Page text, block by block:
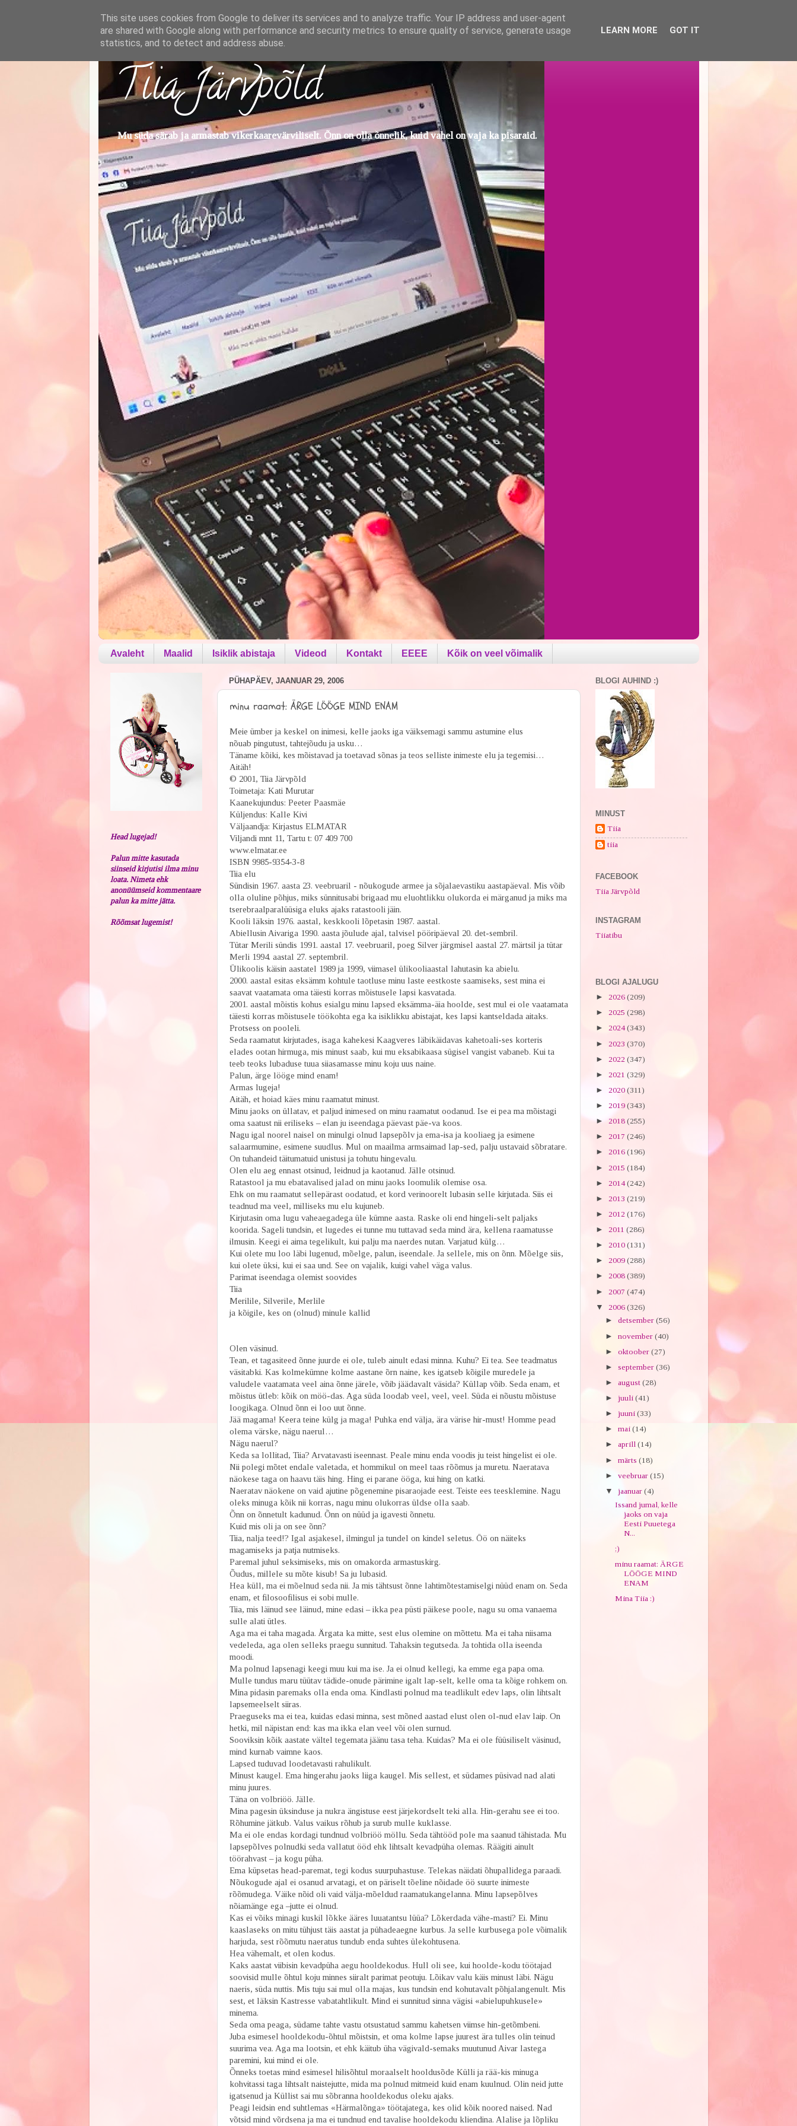
Tiia Järvpõld
Mu süda särab ja armastab vikerkaarevärviliselt. Õnn on olla õnnelik, kuid vahel on vaja ka pisaraid.
Avaleht Maalid Isiklik abistaja Videod Kontakt EEEE Kõik on veel võimalik
PÜHAPÄEV, JAANUAR 29, 2006
minu raamat: ÄRGE LÖÖGE MIND ENAM
Meie ümber ja keskel on inimesi, kelle jaoks iga väiksemagi sammu astumine elus
nõuab pingutust, tahtejõudu ja usku…
Täname kõiki, kes mõistavad ja toetavad sõnas ja teos selliste inimeste elu ja tegemisi…
Aitäh!
© 2001, Tiia Järvpõld
Toimetaja: Kati Murutar
Kaanekujundus: Peeter Paasmäe
Küljendus: Kalle Kivi
Väljaandja: Kirjastus ELMATAR
Viljandi mnt 11, Tartu t: 07 409 700
www.elmatar.ee
ISBN 9985-9354-3-8
Tiia elu
Sündisin 1967. aasta 23. veebruaril - nõukogude armee ja sõjalaevastiku aastapäeval. Mis võib
olla oluline põhjus, miks sünnitusabi brigaad mu eluohtlikku olukorda ei märganud ja miks ma
tserebraalparalüüsiga eluks ajaks ratastooli jäin.
Kooli läksin 1976. aastal, keskkooli lõpetasin 1987. aastal.
Abiellusin Aivariga 1990. aasta jõulude ajal, talvisel pööripäeval 20. det-sembril.
Tütar Merili sündis 1991. aastal 17. veebruaril, poeg Silver järgmisel aastal 27. märtsil ja tütar
Merli 1994. aastal 27. septembril.
Ülikoolis käisin aastatel 1989 ja 1999, viimasel ülikooliaastal lahutasin ka abielu.
2000. aastal esitas eksämm kohtule taotluse minu laste eestkoste saamiseks, sest mina ei
saavat vaatamata oma täiesti korras mõistusele lapsi kasvatada.
2001. aastal mõistis kohus esialgu minu lapsed eksämma-äia hoolde, sest mul ei ole vaatamata
täiesti korras mõistusele töökohta ega ka isiklikku abistajat, kes lapsi kantseldada aitaks.
Protsess on pooleli.
Seda raamatut kirjutades, isaga kahekesi Kaagveres läbikäidavas kahetoali-ses korteris
elades ootan hirmuga, mis minust saab, kui mu eksabikaasa sügisel vangist vabaneb. Kui ta
teeb teoks lubaduse tuua siiasamasse minu koju uus naine.
Palun, ärge lööge mind enam!
Armas lugeja!
Aitäh, et hoiad käes minu raamatut minust.
Minu jaoks on üllatav, et paljud inimesed on minu raamatut oodanud. Ise ei pea ma mõistagi
oma saatust nii eriliseks – elan ju iseendaga päevast päe-va koos.
Nagu igal noorel naisel on minulgi olnud lapsepõlv ja ema-isa ja kooliaeg ja esimene
salaarmumine, esimene suudlus. Mul on maailma armsaimad lap-sed, palju ustavaid sõbratare.
On tuhandeid täitumatuid unistusi ja tohutu hingevalu.
Olen elu aeg ennast otsinud, leidnud ja kaotanud. Jälle otsinud.
Ratastool ja mu ebatavalised jalad on minu jaoks loomulik olemise osa.
Ehk on mu raamatut sellepärast oodatud, et kord verinoorelt lubasin selle kirjutada. Siis ei
teadnud ma veel, milliseks mu elu kujuneb.
Kirjutasin oma lugu vaheaegadega üle kümne aasta. Raske oli end hingeli-selt paljaks
koorida. Sageli tundsin, et lugedes ei tunne mu tuttavad seda mind ära, kellena raamatusse
ilmusin. Keegi ei aima tegelikult, kui palju ma naerdes nutan. Varjatud külg…
Kui olete mu loo läbi lugenud, mõelge, palun, iseendale. Ja sellele, mis on õnn. Mõelge siis,
kui olete üksi, kui ei saa und. See on vajalik, kuigi vahel väga valus.
Parimat iseendaga olemist soovides
Tiia
Merilile, Silverile, Merlile
ja kõigile, kes on (olnud) minule kallid
Olen väsinud.
Tean, et tagasiteed õnne juurde ei ole, tuleb ainult edasi minna. Kuhu? Ei tea. See teadmatus
väsitabki. Kas kolmekümne kolme aastane õrn naine, kes igatseb kõigile muredele ja
valudele vaatamata veel aina õnne järele, võib jäädavalt väsida? Küllap võib. Seda enam, et
mõistus ütleb: kõik on möö-das. Aga süda loodab veel, veel, veel. Süda ei nõustu mõistuse
loogikaga. Olnud õnn ei loo uut õnne.
Jää magama! Keera teine külg ja maga! Puhka end välja, ära värise hir-must! Homme pead
olema värske, nägu naerul…
Nägu naerul?
Keda sa lollitad, Tiia? Arvatavasti iseennast. Peale minu enda voodis ju teist hingelist ei ole.
Nii polegi mõtet endale valetada, et hommikul on meel taas rõõmus ja muretu. Naeratava
näokese taga on haavu täis hing. Hing ei parane ööga, kui hing on katki.
Naeratav näokene on vaid ajutine põgenemine pisaraojade eest. Teiste ees teesklemine. Nagu
oleks minuga kõik nii korras, nagu minu olukorras üldse olla saab.
Õnn on õnnetult kadunud. Õnn on nüüd ja igavesti õnnetu.
Kuid mis oli ja on see õnn?
Tiia, nalja teed!? Igal asjakesel, ilmingul ja tundel on kindel seletus. Öö on näiteks
magamiseks ja patja nutmiseks.
Paremal juhul seksimiseks, mis on omakorda armastuskirg.
Õudus, millele su mõte kisub! Sa ju lubasid.
Hea küll, ma ei mõelnud seda nii. Ja mis tähtsust õnne lahtimõtestamiselgi nüüd enam on. Seda
enam, et filosoofilisus ei sobi mulle.
Tiia, mis läinud see läinud, mine edasi – ikka pea püsti päikese poole, nagu su oma vanaema
sulle alati ütles.
Aga ma ei taha magada. Ärgata ka mitte, sest elus olemine on mõttetu. Ma ei taha niisama
vedeleda, aga olen selleks praegu sunnitud. Tahaksin tegutseda. Ja tohtida olla iseenda
moodi.
Ma polnud lapsenagi keegi muu kui ma ise. Ja ei olnud kellegi, ka emme ega papa oma.
Mulle tundus maru tüütav tädide-onude pärimine igalt lap-selt, kelle oma ta kõige rohkem on.
Mina pidasin paremaks olla enda oma. Kindlasti polnud ma teadlikult edev laps, olin lihtsalt
lapsemeelselt siiras.
Praeguseks ma ei tea, kuidas edasi minna, sest mõned aastad elust olen ol-nud elav laip. On
hetki, mil näpistan end: kas ma ikka elan veel või olen surnud.
Sooviksin kõik aastate vältel tegemata jäänu tasa teha. Kuidas? Ma ei ole füüsiliselt väsinud,
mind kurnab vaimne kaos.
Lapsed tuduvad loodetavasti rahulikult.
Minust kaugel. Ema hingerahu jaoks liiga kaugel. Mis sellest, et südames püsivad nad alati
minu juures.
Täna on volbriöö. Jälle.
Mina pagesin üksinduse ja nukra ängistuse eest järjekordselt teki alla. Hin-gerahu see ei too.
Rõhumine jätkub. Valus vaikus rõhub ja surub mulle kuklasse.
Ma ei ole endas kordagi tundnud volbriöö möllu. Seda tähtööd pole ma saanud tähistada. Mu
lapsepõlves polnudki seda vallatut ööd ehk lihtsalt kevadpüha olemas. Räägiti ainult
töörahvast – ja kogu püha.
Ema küpsetas head-paremat, tegi kodus suurpuhastuse. Telekas näidati õhupallidega paraadi.
Nõukogude ajal ei osanud arvatagi, et on päriselt tõeline nõidade öö suurte inimeste
rõõmudega. Väike nõid oli vaid välja-mõeldud raamatukangelanna. Minu lapsepõlves
nõiamänge ega –jutte ei olnud.
Kas ei võiks minagi kuskil lõkke ääres luuatantsu lüüa? Lõkerdada vähe-masti? Ei. Minu
kaaslaseks on mitu tühjust täis aastat ja pühadeaegne kurbus. Ja selle kurbusega pole võimalik
harjuda, sest rõõmutu naeratus tundub enda suhtes ülekohtusena.
Hea vähemalt, et olen kodus.
Kaks aastat viibisin kevadpüha aegu hooldekodus. Hull oli see, kui hoolde-kodu töötajad
soovisid mulle õhtul koju minnes siiralt parimat peotuju. Lõikav valu käis minust läbi. Nägu
naeris, süda nuttis. Mis tuju sai mul olla majas, kus tundsin end kohutavalt põhjalangenult. Mis
sest, et läksin Kastresse vabatahtlikult. Mind ei sunnitud sinna vägisi «abielupuhkusele»
minema.
Seda oma peaga, südame tahte vastu otsustatud sammu kahetsen viimse hin-getõmbeni.
Juba esimesel hooldekodu-õhtul mõistsin, et oma kolme lapse juurest ära tulles olin teinud
suurima vea. Aga ma lootsin, et ehk käitub üha vägivald-semaks muutunud Aivar lastega
paremini, kui mind ei ole.
Õnneks toetas mind esimesel hilisõhtul moraalselt hooldusõde Külli ja rää-kis minuga
kohvitassi taga lihtsalt naistejutte, mida ma polnud mitmeid kuid enam kuulnud. Olin neid jutte
igatsenud ja Küllist sai mu sõbranna hooldekodus oleku ajaks.
Peagi leidsin end suhtlemas «Härmalõnga» töötajatega, kes olid kõik noored naised. Nad
võtsid mind võrdsena ja ma ei tundnud end tavalise hooldekodu kliendina. Alalise ja lõpliku
Head lugejad!
Palun mitte kasutada
siinseid kirjutisi ilma minu
loata. Nimeta ehk
anonüümseid kommentaare
palun ka mitte jätta.
Rõõmsat lugemist!
BLOGI AUHIND :)
MINUST
Tiia
tiia
FACEBOOK
Tiia Järvpõld
INSTAGRAM
Tiiatibu
BLOGI AJALUGU
► 2026 (209)
► 2025 (298)
► 2024(343)
► 2023 (370)
► 2022 (347)
► 2021 (329)
► 2020 (311)
► 2019 (343)
► 2018 (255)
► 2017 (246)
► 2016 (196)
► 2015 (184)
► 2014(242)
► 2013 (219)
► 2012 (176)
► 2011 (286)
► 2010 (131)
► 2009 (288)
► 2008 (389)
► 2007 (474)
▼ 2006 (326)
► detsember (56)
► november (40)
► oktoober (27)
► september (36)
► august (28)
► juuli (41)
► juuni (33)
► mai (14)
► aprill (14)
► märts (18)
► veebruar (15)
▼ jaanuar (4)
Issand jumal, kelle
jaoks on vaja
Eesti Puuetega
N...
;)
minu raamat: ÄRGE
LÖÖGE MIND
ENAM
Mina Tiia :)
This site uses cookies from Google to deliver its services and to analyze traffic. Your IP address and user-agent
are shared with Google along with performance and security metrics to ensure quality of service, generate usage
statistics, and to detect and address abuse.
LEARN MORE GOT IT